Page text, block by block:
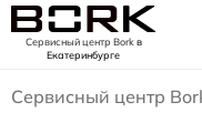
Сервисный центр Borkв
Екатеринбурге
Сервисный центр